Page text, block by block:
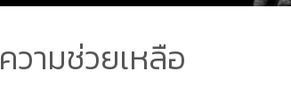
ความช่วยเหลือ